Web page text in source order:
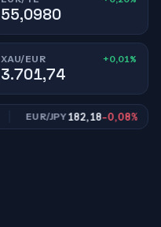
55,0980
XAU/EUR +0,01%
3.701,74
EUR/JPY182,18-0,08%